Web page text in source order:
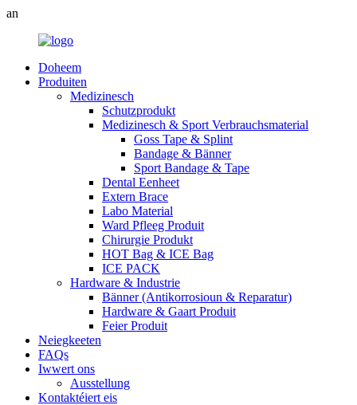
an
Doheem
Produiten
Medizinesch
Schutzprodukt
Medizinesch & Sport Verbrauchsmaterial
Goss Tape & Splint
Bandage & Bänner
Sport Bandage & Tape
Dental Eenheet
Extern Brace
Labo Material
Ward Pfleeg Produit
Chirurgie Produkt
HOT Bag & ICE Bag
ICE PACK
Hardware & Industrie
Bänner (Antikorrosioun & Reparatur)
Hardware & Gaart Produit
Feier Produit
Neiegkeeten
FAQs
Iwwert ons
Ausstellung
Kontaktéiert eis